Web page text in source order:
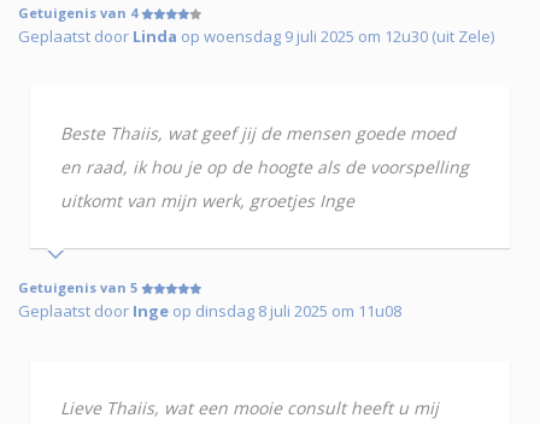
Getuigenis van 4
Geplaatst door Linda op woensdag 9 juli 2025 om 12u30 (uit Zele)
Beste Thaiis, wat geef jij de mensen goede moed
en raad, ik hou je op de hoogte als de voorspelling
uitkomt van mijn werk, groetjes Inge
Getuigenis van 5
Geplaatst door Inge op dinsdag 8 juli 2025 om 11u08
Lieve Thaiis, wat een mooie consult heeft u mij